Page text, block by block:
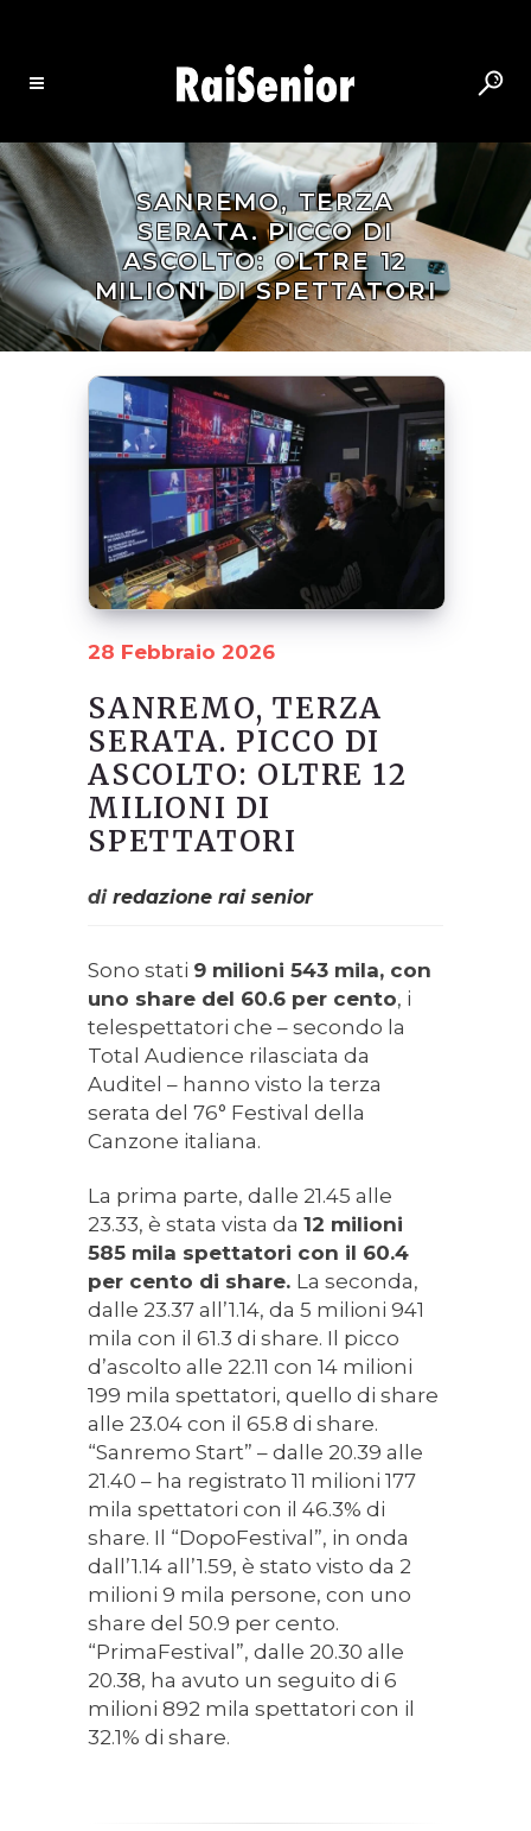
SANREMO, TERZA
SERATA. PICCO DI
ASCOLTO: OLTRE 12
MILIONI DI SPETTATORI
28 Febbraio 2026
SANREMO, TERZA
SERATA. PICCO DI
ASCOLTO: OLTRE 12
MILIONI DI
SPETTATORI
diredazione rai senior
Sono stati 9 milioni 543 mila, con
uno share del 60.6 per cento, i
telespettatori che – secondo la
Total Audience rilasciata da
Auditel – hanno visto la terza
serata del 76° Festival della
Canzone italiana.
La prima parte, dalle 21.45 alle
23.33, è stata vista da 12 milioni
585 mila spettatori con il 60.4
per cento di share. La seconda,
dalle 23.37 all’1.14, da 5 milioni 941
mila con il 61.3 di share. Il picco
d’ascolto alle 22.11 con 14 milioni
199 mila spettatori, quello di share
alle 23.04 con il 65.8 di share.
“Sanremo Start” – dalle 20.39 alle
21.40 – ha registrato 11 milioni 177
mila spettatori con il 46.3% di
share. Il “DopoFestival”, in onda
dall’1.14 all’1.59, è stato visto da 2
milioni 9 mila persone, con uno
share del 50.9 per cento.
“PrimaFestival”, dalle 20.30 alle
20.38, ha avuto un seguito di 6
milioni 892 mila spettatori con il
32.1% di share.